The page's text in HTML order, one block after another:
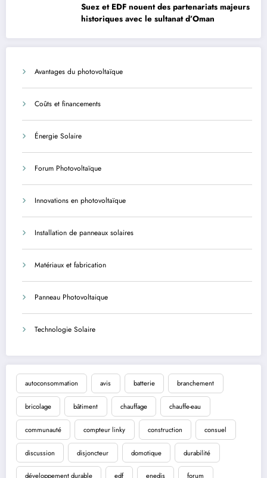
Suez et EDF nouent des partenariats majeurs
historiques avec le sultanat d’Oman
Avantages du photovoltaïque
Coûts et financements
Énergie Solaire
Forum Photovoltaïque
Innovations en photovoltaïque
Installation de panneaux solaires
Matériaux et fabrication
Panneau Photovoltaique
Technologie Solaire
autoconsommation avis batterie branchement
bricolage bâtiment chauffage chauffe-eau
communauté compteur linky construction consuel
discussion disjoncteur domotique durabilité
développement durable edf enedis forum